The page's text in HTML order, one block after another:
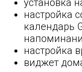
установка
настройка
календарь
настройка
виджет